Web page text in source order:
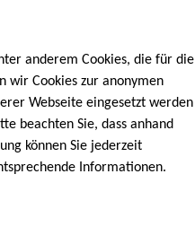
anderem Cookies, die für die
wir Cookies zur anonymen
Webseite eingesetzt werden
beachten Sie, dass anhand
können Sie jederzeit
Informationen.